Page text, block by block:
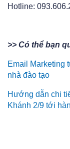
Hotline:
>> Có thể bạn
Email Marketing
nhà đào tạo
Hướng dẫn chi
Khánh 2/9 tới